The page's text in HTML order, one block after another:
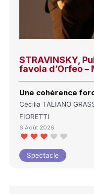
STRAVINSKY,
favola d’Orfeo –
Une cohérence
Cecilia TALIANO
FIORETTI
6 Août 2026
Spectacle